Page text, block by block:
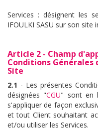
Services : désignent les
IFOULKI SASU sur son
Article 2 - Champ
Conditions Générales
Site
2.1 - Les présentes
désignées "CGU" sont en
s'appliquer de façon
et tout Client souhaitant
et/ou utiliser les Services.